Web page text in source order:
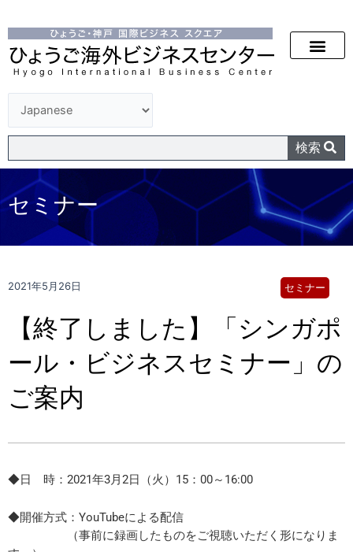
検索
セミナー
2021年5月26日 セミナー
【終了しました】「シンガポ
ール・ビジネスセミナー」の
ご案内
◆日 時：2021年3月2日（火）15：00～16:00
◆開催方式：YouTubeによる配信
（事前に録画したものをご視聴いただく形になりま